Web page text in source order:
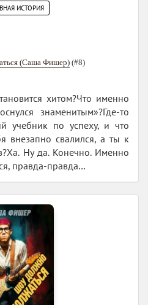
ИСТОРИЯ
(Саша Фишер) (#8)
хитом?Что именно
знаменитым»?Где-то
учебник по успеху, и что
внезапно свалился, а ты к
Ну да. Конечно. Именно
правда-правда…